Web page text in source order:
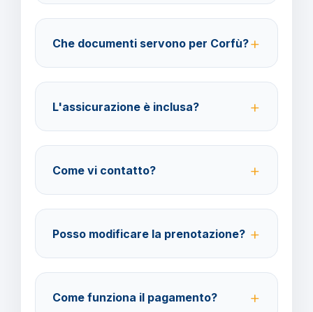
29 giorni in poi. Con assicurazione facoltativa è
possibile ottenere il rimborso del 100%.
Che documenti servono per Corfù?
per la destinazione scelta.
L'assicurazione è inclusa?
consigliate per coprire spese mediche e
cancellazione viaggio.
Come vi contatto?
amministrazione@barbaviaggi.it, o tramite il sito
barbaviaggi.it.
Posso modificare la prenotazione?
prima della partenza con un costo di 70 euro a
modifica.
Come funziona il pagamento?